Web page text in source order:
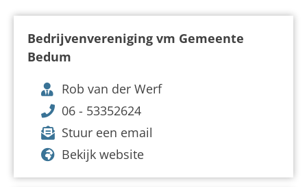
Bedrijvenvereniging vm Gemeente
Bedum
Rob van der Werf
06 - 53352624
Stuur een email
Bekijk website